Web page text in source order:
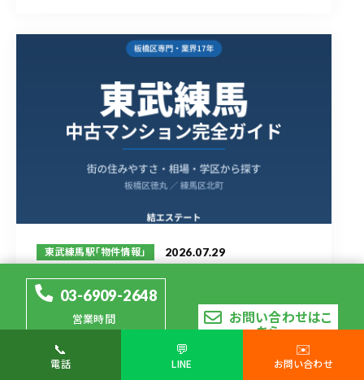
東武練馬駅「物件情報」 2026.07.29
東武練馬の中古マンション完全ガイド｜...
MORE
03-6909-2648
営業時間
水曜日）
お問い合わせはこ
ちら
📞
電話
💬
LINE
✉️
お問い合わせ